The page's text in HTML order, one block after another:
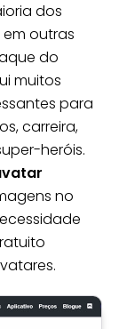
dos
outras
do
muitos
para
carreira,
heróis.
no